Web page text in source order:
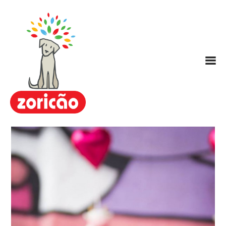
Zoricão
Escola / Centro de Educação
Canina
Hotel para Cachorros
Nosso Método ARC
FAQ
Contato